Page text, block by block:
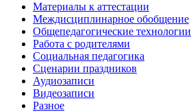
Материалы к аттестации
Междисциплинарное обобщение
Общепедагогические технологии
Работа с родителями
Социальная педагогика
Сценарии праздников
Аудиозаписи
Видеозаписи
Разное